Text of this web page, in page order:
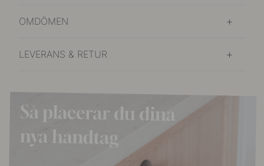
OMDÖMEN
LEVERANS & RETUR